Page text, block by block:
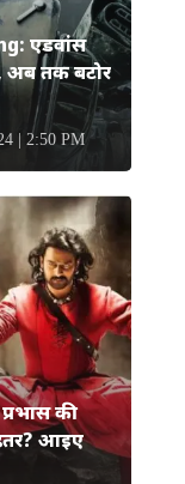
एडवांस
अब तक बटोर
| 2:50 PM
की
आइए